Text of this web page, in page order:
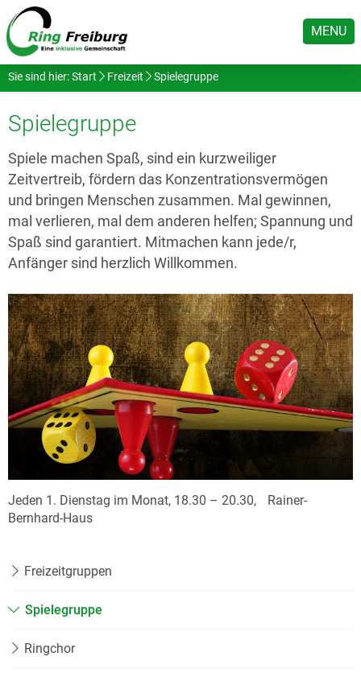
MENU
Sie sind hier:Start Freizeit Spielegruppe
Spielegruppe
Spiele machen Spaß, sind ein kurzweiliger
Zeitvertreib, fördern das Konzentrationsvermögen
und bringen Menschen zusammen. Mal gewinnen,
mal verlieren, mal dem anderen helfen; Spannung und
Spaß sind garantiert. Mitmachen kann jede/r,
Anfänger sind herzlich Willkommen.
Jeden 1. Dienstag im Monat, 18.30 – 20.30, Rainer-
Bernhard-Haus
Freizeitgruppen
Spielegruppe
Ringchor